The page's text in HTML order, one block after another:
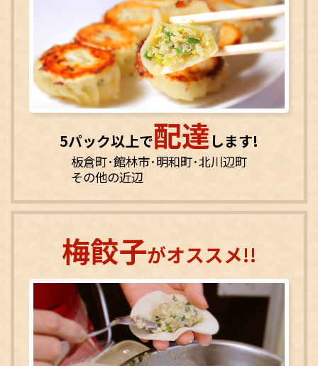
5パック以上で配達します!
板倉町･館林市･明和町･北川辺町
その他の近辺
梅餃子がオススメ!!